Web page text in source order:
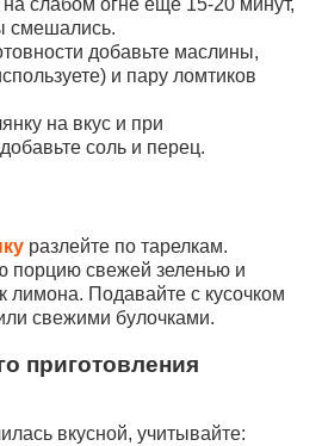
на слабом огне еще 15-20 минут,
смешались.
добавьте маслины,
и пару ломтиков
на вкус и при
соль и перец.
разлейте по тарелкам.
порцию свежей зеленью и
лимона. Подавайте с кусочком
свежими булочками.
приготовления
вкусной, учитывайте: